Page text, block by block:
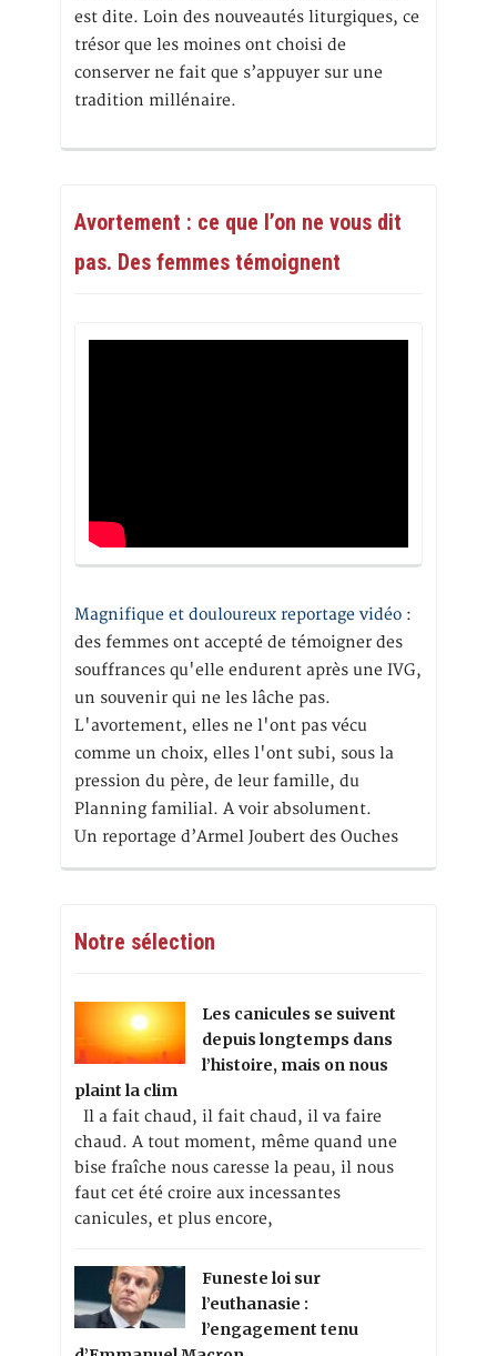
est dite. Loin des nouveautés liturgiques, ce
trésor que les moines ont choisi de
conserver ne fait que s’appuyer sur une
tradition millénaire.
Avortement : ce que l’on ne vous dit
pas. Des femmes témoignent
Magnifique et douloureux reportage vidéo :
des femmes ont accepté de témoigner des
souffrances qu'elle endurent après une IVG,
un souvenir qui ne les lâche pas.
L'avortement, elles ne l'ont pas vécu
comme un choix, elles l'ont subi, sous la
pression du père, de leur famille, du
Planning familial. A voir absolument.
Un reportage d’Armel Joubert des Ouches
Notre sélection
Les canicules se suivent
depuis longtemps dans
l’histoire, mais on nous
plaint la clim
Il a fait chaud, il fait chaud, il va faire
chaud. A tout moment, même quand une
bise fraîche nous caresse la peau, il nous
faut cet été croire aux incessantes
canicules, et plus encore,
Funeste loi sur
l’euthanasie :
l’engagement tenu